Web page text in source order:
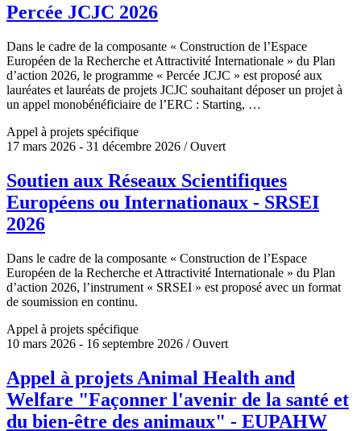
Percée JCJC 2026
Dans le cadre de la composante « Construction de l’Espace
Européen de la Recherche et Attractivité Internationale » du Plan
d’action 2026, le programme « Percée JCJC » est proposé aux
lauréates et lauréats de projets JCJC souhaitant déposer un projet à
un appel monobénéficiaire de l’ERC : Starting, …
Appel à projets spécifique
17 mars 2026 - 31 décembre 2026 / Ouvert
Soutien aux Réseaux Scientifiques
Européens ou Internationaux - SRSEI
2026
Dans le cadre de la composante « Construction de l’Espace
Européen de la Recherche et Attractivité Internationale » du Plan
d’action 2026, l’instrument « SRSEI » est proposé avec un format
de soumission en continu.
Appel à projets spécifique
10 mars 2026 - 16 septembre 2026 / Ouvert
Appel à projets Animal Health and
Welfare "Façonner l'avenir de la santé et
du bien-être des animaux" - EUPAHW